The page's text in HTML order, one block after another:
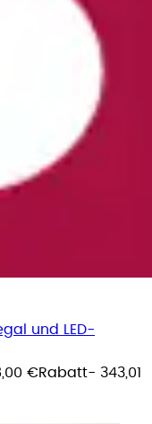
€ Rabatt- 821,01
und LED-
€Rabatt- 343,01